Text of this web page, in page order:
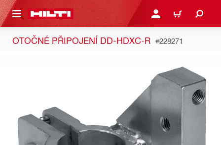
HLAVNÍ OBSAH PŘIHLÁSIT NEBO
KOŠÍK
OTOČNÉ PŘIPOJENÍ DD-HDXC-R #228271